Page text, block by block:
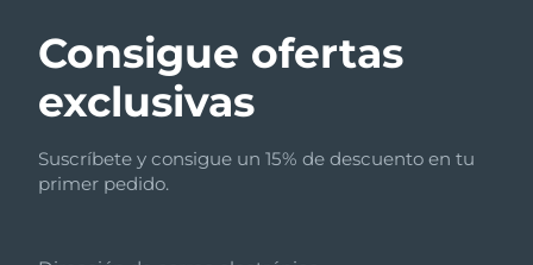
Consigue ofertas
exclusivas
Suscríbete y consigue un 15% de descuento en tu
primer pedido.